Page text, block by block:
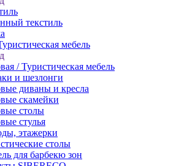
текстиль
мебель
/ Туристическая мебель
и шезлонги
диваны и кресла
скамейки
столы
стулья
этажерки
столы
для барбекю зон